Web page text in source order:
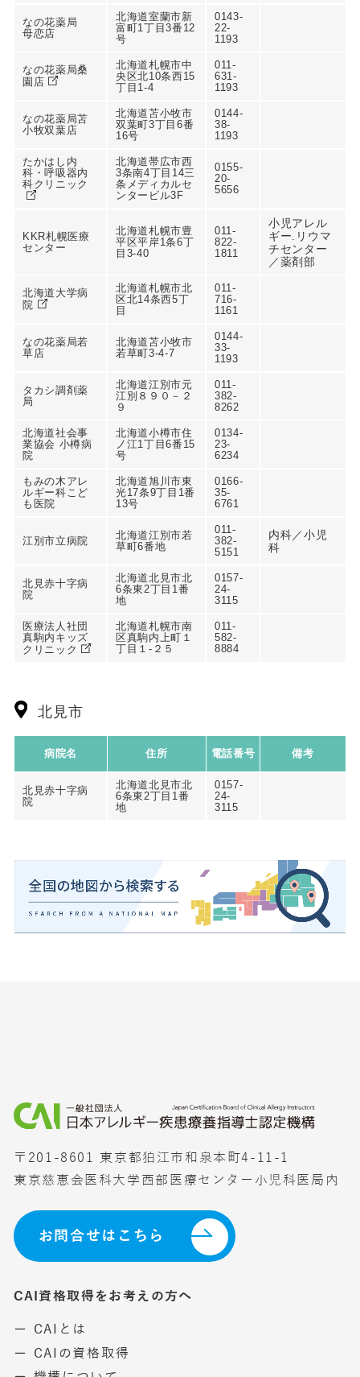
なの花薬局
母恋店
北海道室蘭市新
富町1丁目3番12
号
0143-
22-
1193
なの花薬局桑
園店
北海道札幌市中
央区北10条西15
丁目1-4
011-
631-
1193
なの花薬局苫
小牧双葉店
北海道苫小牧市
双葉町3丁目6番
16号
0144-
38-
1193
たかはし内
科・呼吸器内
科クリニック
北海道帯広市西
3条南4丁目14三
条メディカルセ
ンタービル3F
0155-
20-
5656
KKR札幌医療
センター
北海道札幌市豊
平区平岸1条6丁
目3-40
011-
822-
1811
小児アレル
ギー.リウマ
チセンター
／薬剤部
北海道大学病
院
北海道札幌市北
区北14条西5丁
目
011-
716-
1161
なの花薬局若
草店
北海道苫小牧市
若草町3-4-7
0144-
33-
1193
タカシ調剤薬
局
北海道江別市元
江別８９０－２
９
011-
382-
8262
北海道社会事
業協会 小樽病
院
北海道小樽市住
ノ江1丁目6番15
号
0134-
23-
6234
もみの木アレ
ルギー科こど
も医院
北海道旭川市東
光17条9丁目1番
13号
0166-
35-
6761
江別市立病院
北海道江別市若
草町6番地
011-
382-
5151
内科／小児
科
北見赤十字病
院
北海道北見市北
6条東2丁目1番
地
0157-
24-
3115
医療法人社団
真駒内キッズ
クリニック
北海道札幌市南
区真駒内上町１
丁目１-２５
011-
582-
8884
北見市
病院名 住所 電話番号 備考
北見赤十字病
院
北海道北見市北
6条東2丁目1番
地
0157-
24-
3115
〒201-8601 東京都狛江市和泉本町4-11-1
東京慈恵会医科大学西部医療センター小児科医局内
お問合せはこちら
CAI資格取得をお考えの方へ
ー CAIとは
ー CAIの資格取得